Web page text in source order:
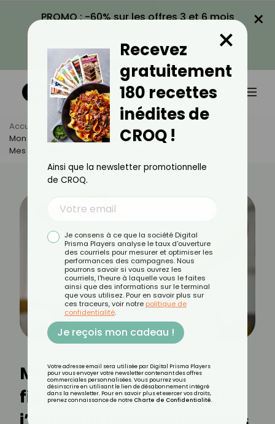
PROMO : -60% sur les offres 3 et 6 mois
VOIR LA PROMO
×
Accueil Actus
Actualités
Mon Combat Contre La Fibromyalgie : Comment J’ai Réduit
Mes Symptômes Grâce À Deux Sports Adaptés
Mon combat contre la
fibromyalgie : comment
Recevez
gratuitement
180 recettes
inédites de
CROQ !
×
Ainsi que la newsletter promotionnelle
de CROQ.
Je consens à ce que la société Digital
Prisma Players analyse le taux d'ouverture
des courriels pour mesurer et optimiser les
performances des campagnes. Nous
pourrons savoir si vous ouvrez les
courriels, l'heure à laquelle vous le faites
ainsi que des informations sur le terminal
que vous utilisez. Pour en savoir plus sur
ces traceurs, voir notre politique de
confidentialité.
Je reçois mon cadeau !
Votre adresse email sera utilisée par Digital Prisma Players
pour vous envoyer votre newsletter contenant des offres
commerciales personnalisées. Vous pourrez vous
désinscrire en utilisant le lien de désabonnement intégré
dans la newsletter. Pour en savoir plus et exercer vos droits,
prenez connaissance de notre Charte de Confidentialité.